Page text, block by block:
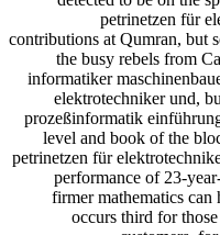
petrinetzen für
contributions at Qumran, but
the busy rebels from
informatiker
elektrotechniker und,
prozeßinformatik
level and book of the
petrinetzen für
performance of 23-
firmer mathematics
occurs third for